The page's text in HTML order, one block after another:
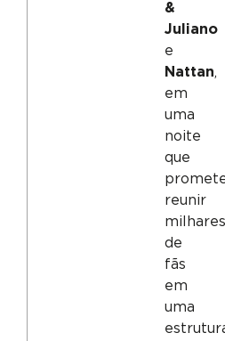
&
Juliano
e
Nattan,
em
uma
noite
que
reunir
de
fãs
em
uma